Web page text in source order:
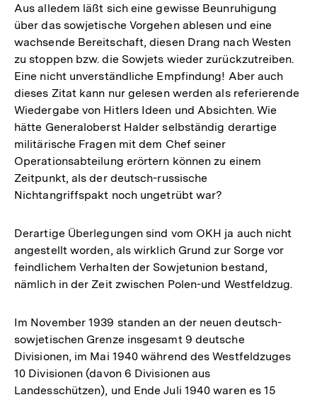
der
Fußnote
Aus alledem läßt sich eine gewisse Beunruhigung
über das sowjetische Vorgehen ablesen und eine
wachsende Bereitschaft, diesen Drang nach Westen
zu stoppen bzw. die Sowjets wieder zurückzutreiben.
Eine nicht unverständliche Empfindung! Aber auch
dieses Zitat kann nur gelesen werden als referierende
Wiedergabe von Hitlers Ideen und Absichten. Wie
hätte Generaloberst Halder selbständig derartige
militärische Fragen mit dem Chef seiner
Operationsabteilung erörtern können zu einem
Zeitpunkt, als der deutsch-russische
Nichtangriffspakt noch ungetrübt war?
Derartige Überlegungen sind vom OKH ja auch nicht
angestellt worden, als wirklich Grund zur Sorge vor
feindlichem Verhalten der Sowjetunion bestand,
nämlich in der Zeit zwischen Polen-und Westfeldzug.
Im November 1939 standen an der neuen deutsch-
sowjetischen Grenze insgesamt 9 deutsche
Divisionen, im Mai 1940 während des Westfeldzuges
10 Divisionen (davon 6 Divisionen aus
Landesschützen), und Ende Juli 1940 waren es 15